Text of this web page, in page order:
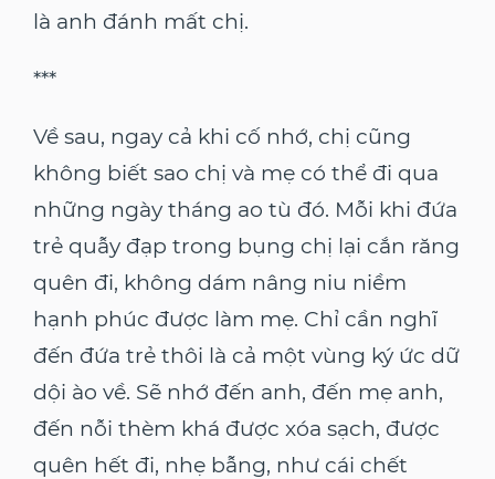
là anh đánh mất chị.
***
Về sau, ngay cả khi cố nhớ, chị cũng
không biết sao chị và mẹ có thể đi qua
những ngày tháng ao tù đó. Mỗi khi đứa
trẻ quẫy đạp trong bụng chị lại cắn răng
quên đi, không dám nâng niu niềm
hạnh phúc được làm mẹ. Chỉ cần nghĩ
đến đứa trẻ thôi là cả một vùng ký ức dữ
dội ào về. Sẽ nhớ đến anh, đến mẹ anh,
đến nỗi thèm khá được xóa sạch, được
quên hết đi, nhẹ bẫng, như cái chết